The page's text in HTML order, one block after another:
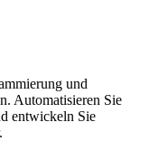
und
Automatisieren Sie
entwickeln Sie